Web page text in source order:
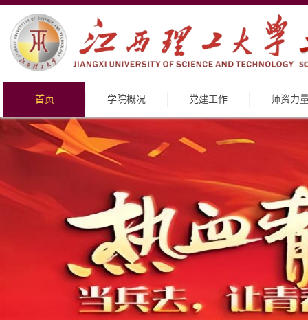
首页 学院概况 党建工作 师资力